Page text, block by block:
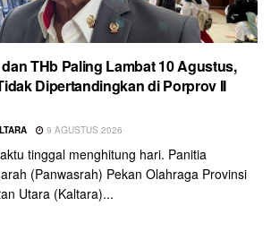
THb Paling Lambat 10 Agustus,
Dipertandingkan di Porprov II
9 AGUSTUS 2026
tinggal menghitung hari. Panitia
(Panwasrah) Pekan Olahraga Provinsi
Utara (Kaltara)...